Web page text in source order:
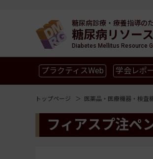
糖尿病診療・療養指導の
糖尿病リソー
Diabetes Mellitus Resource
プラクティスWeb 学会レポ
トップページ 医薬品・医療機器・検査
フィアスプ注ペ